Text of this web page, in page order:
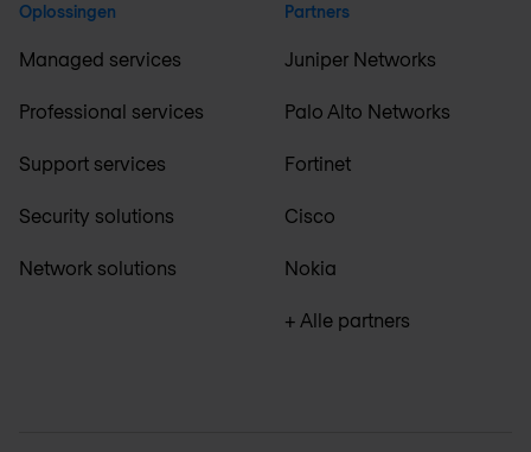
Oplossingen
Managed services
Professional services
Support services
Security solutions
Network solutions
Partners
Juniper Networks
Palo Alto Networks
Fortinet
Cisco
Nokia
+ Alle partners